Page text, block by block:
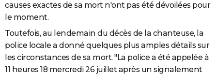
causes exactes de sa mort n'ont pas été dévoilées pour
le moment.
Toutefois, au lendemain du décès de la chanteuse, la
police locale a donné quelques plus amples détails sur
les circonstances de sa mort. "La police a été appelée à
11 heures 18 mercredi 26 juillet après un signalement